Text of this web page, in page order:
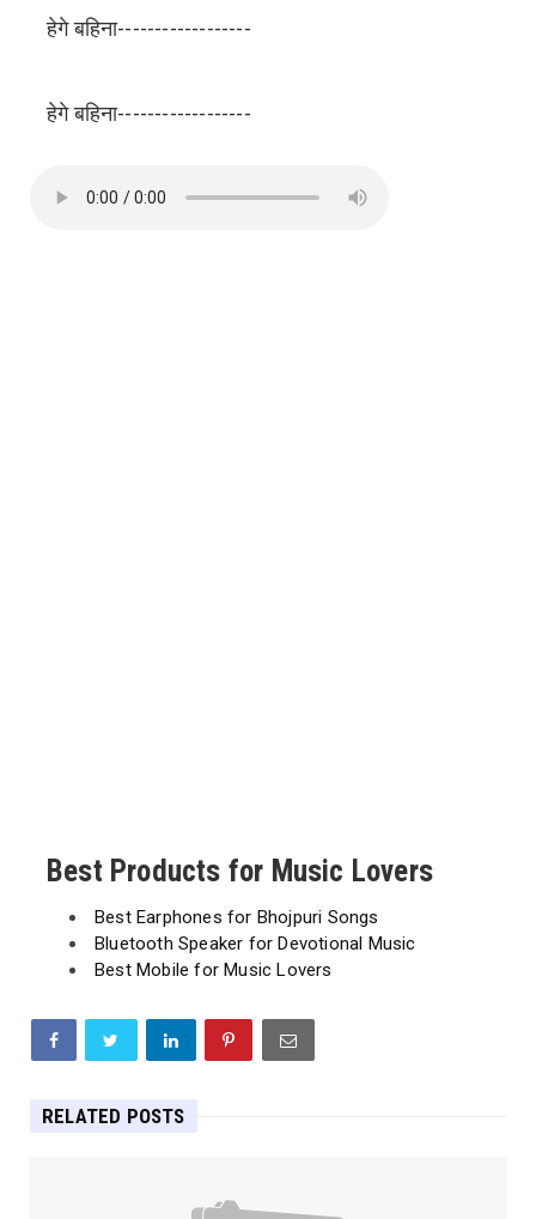
हेगे बहिना------------------
हेगे बहिना------------------
Best Products for Music Lovers
Best Earphones for Bhojpuri Songs
Bluetooth Speaker for Devotional Music
Best Mobile for Music Lovers
RELATED POSTS